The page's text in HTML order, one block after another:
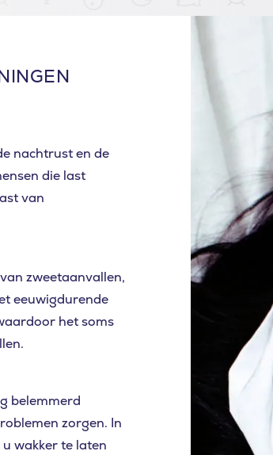
nachtrust en de
die last
van
zweetaanvallen,
eeuwigdurende
het soms
belemmerd
zorgen. In
wakker te laten